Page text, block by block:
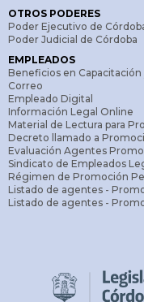
OTROS PODERES
Poder Ejecutivo de
Poder Judicial de Córdoba
EMPLEADOS
Beneficios en
Correo
Empleado Digital
Información Legal Online
Material de Lectura para
Decreto llamado a
Evaluación Agentes
Sindicato de Empleados
Régimen de Promoción
Listado de agentes -
Listado de agentes -